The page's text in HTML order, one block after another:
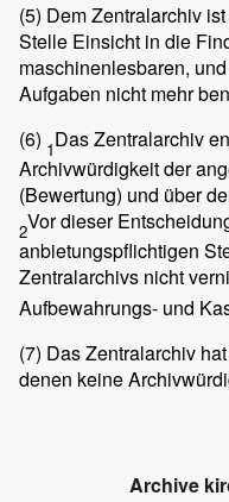
(5) Dem Zentralarchiv
Stelle Einsicht in die
maschinenlesbaren,
Aufgaben nicht mehr
(6) 1Das Zentralarchiv
Archivwürdigkeit der
(Bewertung) und über
2Vor dieser
anbietungspflichtigen
Zentralarchivs nicht
Aufbewahrungs- und
(7) Das Zentralarchiv
denen keine
Archive